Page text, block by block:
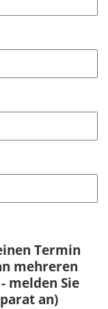
Termin
mehreren
melden Sie
an)